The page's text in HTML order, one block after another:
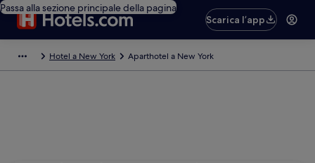
Passa alla sezione principale della pagina
Scarica l’app
Hotel a New York Aparthotel a New York